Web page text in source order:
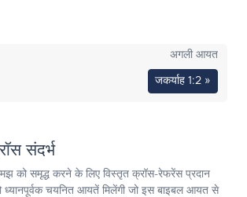
अगली आयत
जकर्याह 1:2 »
संदर्भ
को समृद्ध करने के लिए विस्तृत क्रॉस-रेफरेंस प्रदान
चयनित आयतें मिलेंगी जो इस बाइबल आयत से